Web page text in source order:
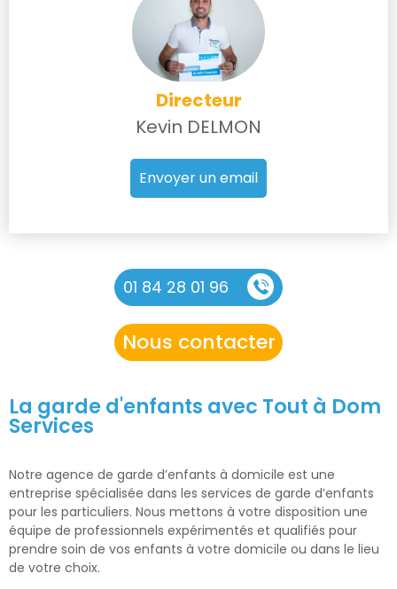
Directeur
Kevin DELMON
Envoyer un email
01 84 28 01 96
Nous contacter
La garde d'enfants avec Tout à Dom
Services
Notre agence de garde d’enfants à domicile est une
entreprise spécialisée dans les services de garde d’enfants
pour les particuliers. Nous mettons à votre disposition une
équipe de professionnels expérimentés et qualifiés pour
prendre soin de vos enfants à votre domicile ou dans le lieu
de votre choix.